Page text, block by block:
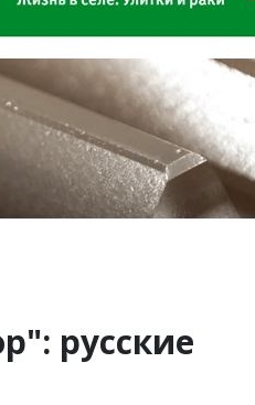
русские